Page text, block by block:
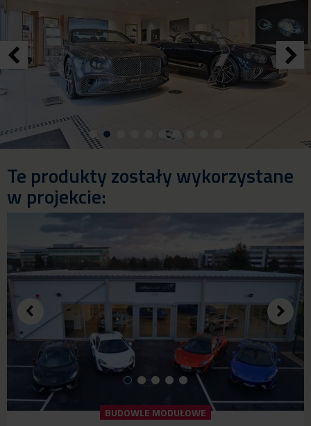
Te produkty zostały wykorzystane
w projekcie:
BUDOWLE MODUŁOWE